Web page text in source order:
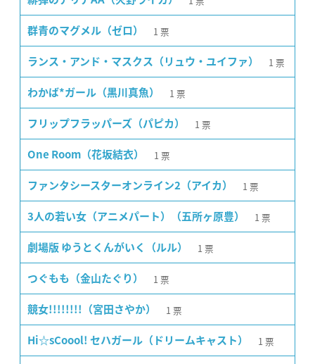
群青のマグメル（ゼロ） 1 票
ランス・アンド・マスクス（リュウ・ユイファ） 1 票
わかば*ガール（黒川真魚） 1 票
フリップフラッパーズ（パピカ） 1 票
One Room（花坂結衣） 1 票
ファンタシースターオンライン2（アイカ） 1 票
3人の若い女（アニメパート）（五所ヶ原豊） 1 票
劇場版 ゆうとくんがいく（ルル） 1 票
つぐもも（金山たぐり） 1 票
競女!!!!!!!!（宮田さやか） 1 票
Hi☆sCoool! セハガール（ドリームキャスト） 1 票